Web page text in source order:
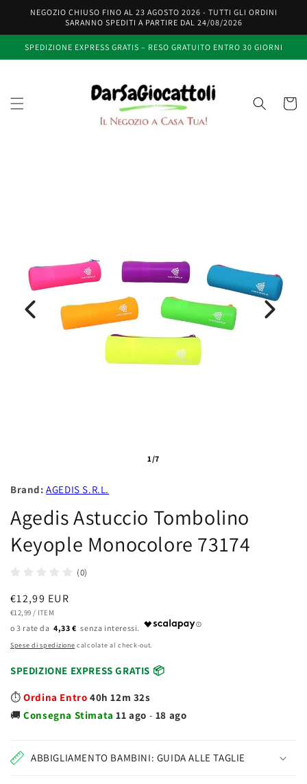
direttamente
ai contenuti
NEGOZIO CHIUSO FINO AL 23 AGOSTO 2026 - TUTTI GLI ORDINI
SARANNO SPEDITI A PARTIRE DAL 24/08/2026
SPEDIZIONE EXPRESS GRATIS – RESO GRATUITO ENTRO 30 GIORNI
Carrello
1/7
Brand: AGEDIS S.R.L.
Agedis Astuccio Tombolino
Keyople Monocolore 73174
(0)
Prezzo
di
listino
€12,99 EUR
PREZZO
€12,99 / PER
ITEM
4,33 €
Spese di spedizione calcolate al check-out.
SPEDIZIONE EXPRESS GRATIS 📦
⏱️Ordina Entro 40h 12m 32s
🚚Consegna Stimata11 ago - 18 ago
ABBIGLIAMENTO BAMBINI: GUIDA ALLE TAGLIE